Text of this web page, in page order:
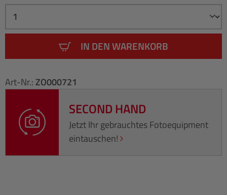
IN DEN WARENKORB
Art-Nr.: ZO000721
SECOND HAND
Jetzt Ihr gebrauchtes Fotoequipment
eintauschen!